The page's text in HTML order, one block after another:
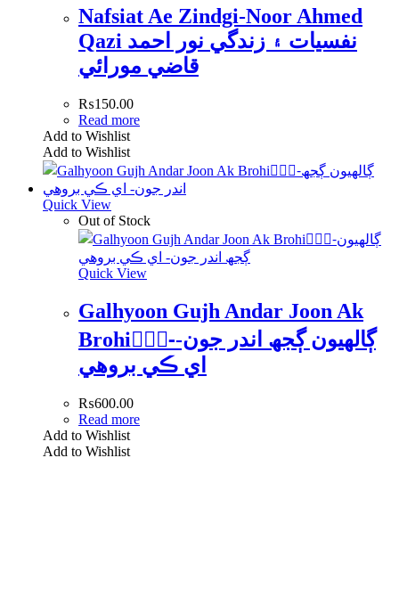
Nafsiat Ae Zindgi-Noor Ahmed
Qazi نفسيات ۽ زندگي نور احمد
قاضي مورائي
₨150.00
Read more
Add to Wishlist
Add to Wishlist
Quick View
Out of Stock
Quick View
Galhyoon Gujh Andar Joon Ak
Brohi-ًًًڳالھيون ڳجھ اندر جون-
اي ڪي بروھي
₨600.00
Read more
Add to Wishlist
Add to Wishlist